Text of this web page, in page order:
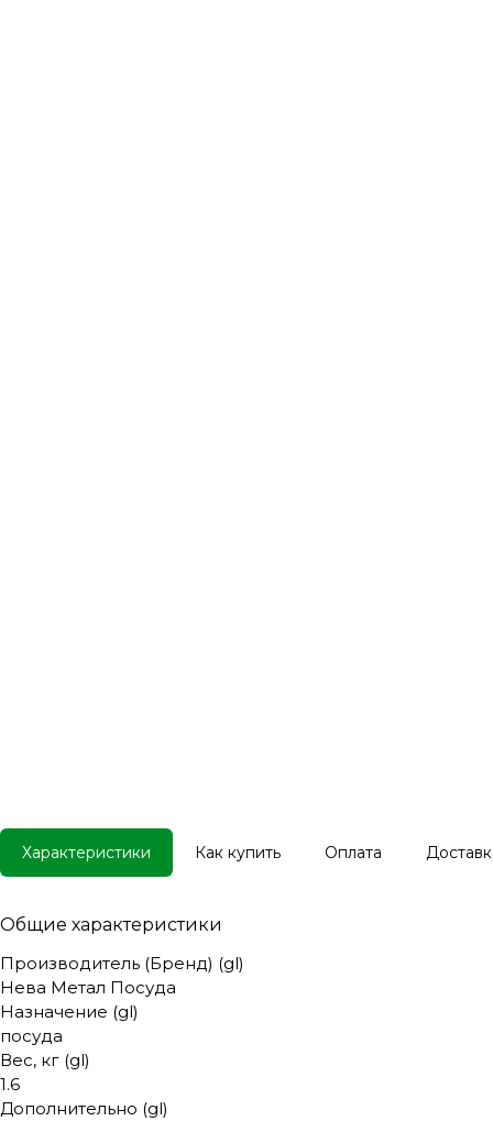
Характеристики Как купить Оплата
Общие характеристики
Производитель (Бренд) (gl)
Нева Метал Посуда
Назначение (gl)
посуда
Вес, кг (gl)
1.6
Дополнительно (gl)